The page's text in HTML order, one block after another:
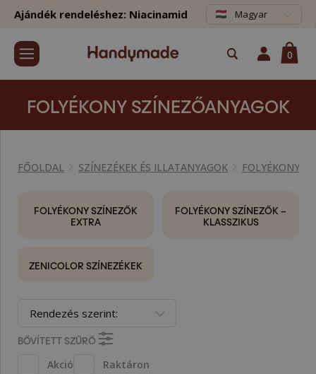
Ajándék rendeléshez: Niacinamid Magyar
0
FOLYÉKONY SZÍNEZŐANYAGOK
FŐOLDAL SZÍNEZÉKEK ÉS ILLATANYAGOK FOLYÉKONY
FOLYÉKONY SZÍNEZŐK
EXTRA
FOLYÉKONY SZÍNEZŐK –
KLASSZIKUS
ZENICOLOR SZÍNEZÉKEK
Rendezés szerint:
BŐVÍTETT SZŰRŐ
Akció
Raktáron